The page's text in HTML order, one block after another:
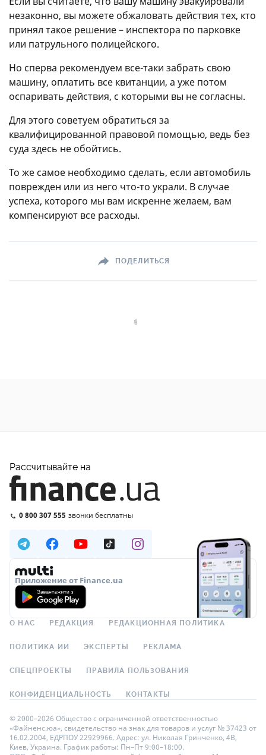
незаконно, вы можете обжаловать действия тех, кто
принял такое решение – инспектора по парковке
или патрульного полицейского.
Но сперва рекомендуем все-таки забрать свою
машину, оплатить все квитанции, а уже потом
оспаривать действия, с которыми вы не согласны.
Для этого советуем обратиться за
квалифицированной правовой помощью, ведь без
суда здесь не обойтись.
То же самое необходимо сделать, если автомобиль
поврежден или из него что-то украли. В случае
успеха, которого мы вам искренне желаем, вам
компенсируют все расходы.
ПОДЕЛИТЬСЯ
Рассчитывайте на
0 800 307 555 звонки бесплатны
Приложение от Finance.ua
О НАС РЕДАКЦИЯ РЕДАКЦИОННАЯ ПОЛИТИКА
ПОЛИТИКА ИИ ЭКСПЕРТЫ РЕКЛАМА
СПЕЦПРОЕКТЫ ПРАВИЛА ПОЛЬЗОВАНИЯ
КОНФИДЕНЦИАЛЬНОСТЬ КОНТАКТЫ
© 2000–2026 Общество с ограниченной ответственностью
«Файненс.юа», свидетельство на знак для товаров и услуг № 37423 от
16.02.2004, ЕДРПОУ 22929966. Адрес: ул. Николая Гринченко, 4В,
Киев, Украина. График работы: Пн–Пт 9:00–18:00.